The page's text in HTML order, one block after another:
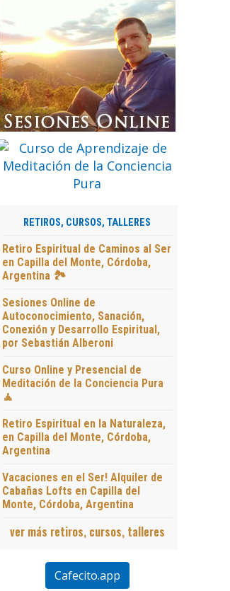
RETIROS, CURSOS, TALLERES
Retiro Espiritual de Caminos al Ser
en Capilla del Monte, Córdoba,
Argentina 🏞️
Sesiones Online de
Autoconocimiento, Sanación,
Conexión y Desarrollo Espiritual,
por Sebastián Alberoni
Curso Online y Presencial de
Meditación de la Conciencia Pura
🧘
Retiro Espiritual en la Naturaleza,
en Capilla del Monte, Córdoba,
Argentina
Vacaciones en el Ser! Alquiler de
Cabañas Lofts en Capilla del
Monte, Córdoba, Argentina
ver más retiros, cursos, talleres
Cafecito.app